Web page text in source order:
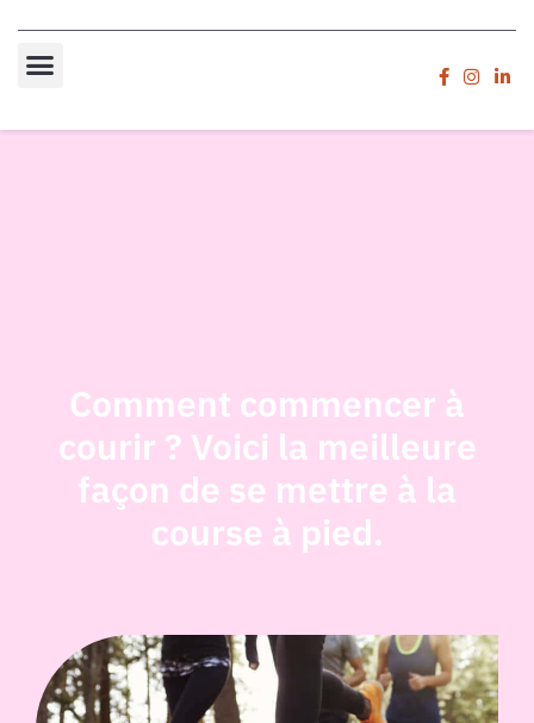
Comment commencer à
courir ? Voici la meilleure
façon de se mettre à la
course à pied.